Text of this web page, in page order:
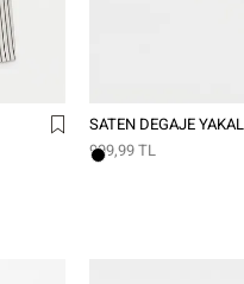
SATEN DEGAJE
999,99 TL